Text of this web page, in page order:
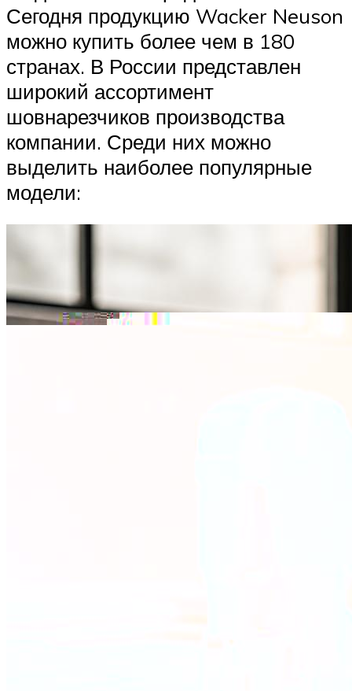
Сегодня продукцию Wacker Neuson
можно купить более чем в 180
странах. В России представлен
широкий ассортимент
шовнарезчиков производства
компании. Среди них можно
выделить наиболее популярные
модели: